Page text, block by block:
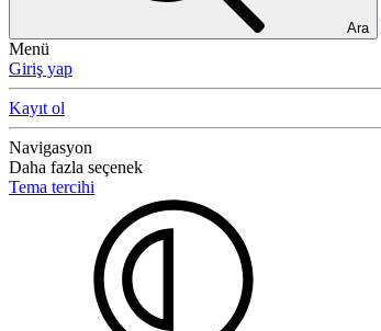
Ara
Menü
Giriş yap
Kayıt ol
Navigasyon
Daha fazla seçenek
Tema tercihi